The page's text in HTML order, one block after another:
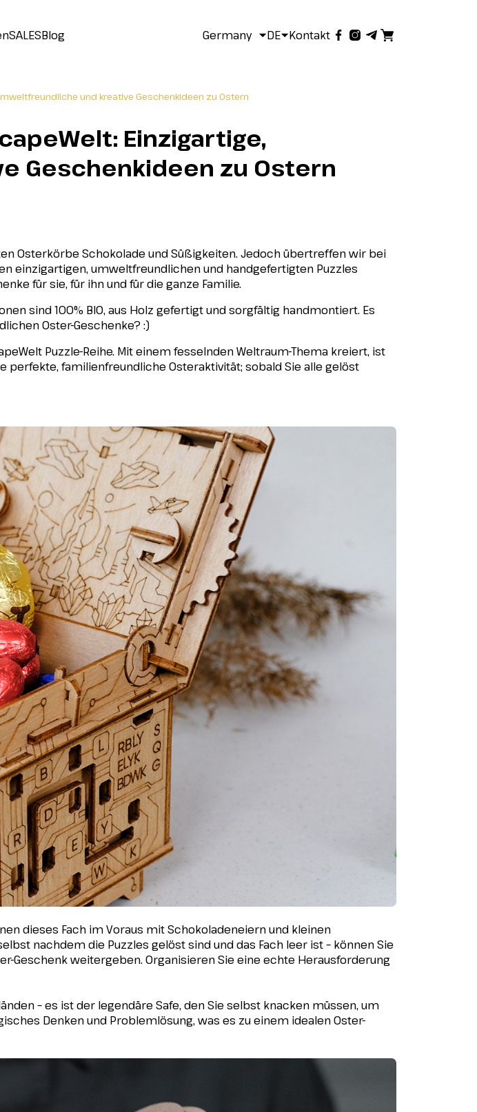
SALESBlog Germany DE Kontakt
und kreative Geschenkideen zu Ostern
Einzigartige,
Geschenkideen zu Ostern
Osterkörbe Schokolade und Süßigkeiten. Jedoch übertreffen wir bei
einzigartigen, umweltfreundlichen und handgefertigten Puzzles
für sie, für ihn und für die ganze Familie.
sind 100% BIO, aus Holz gefertigt und sorgfältig handmontiert. Es
Oster-Geschenke? :)
Puzzle-Reihe. Mit einem fesselnden Weltraum-Thema kreiert, ist
perfekte, familienfreundliche Osteraktivität; sobald Sie alle gelöst
dieses Fach im Voraus mit Schokoladeneiern und kleinen
nachdem die Puzzles gelöst sind und das Fach leer ist – können Sie
Geschenk weitergeben. Organisieren Sie eine echte Herausforderung
– es ist der legendäre Safe, den Sie selbst knacken müssen, um
Denken und Problemlösung, was es zu einem idealen Oster-